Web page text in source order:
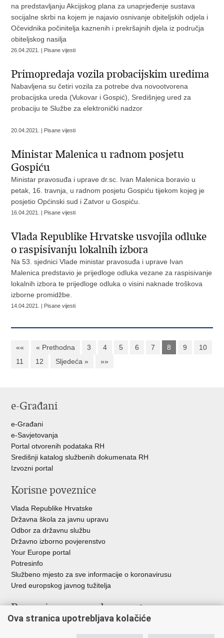
na predstavljanju Akcijskog plana za unaprjeđenje sustava
socijalne skrbi na kojem je najavio osnivanje obiteljskih odjela i
Očevidnika počinitelja kaznenih i prekršajnih djela iz područja
obiteljskog nasilja
26.04.2021. | Pisane vijesti
Primopredaja vozila probacijskim uredima
Nabavljena su četiri vozila za potrebe dva novootvorena
probacijska ureda (Vukovar i Gospić), Središnjeg ured za
probaciju te Službe za elektronički nadzor
20.04.2021. | Pisane vijesti
Ministar Malenica u radnom posjetu
Gospiću
Ministar pravosuđa i uprave dr.sc. Ivan Malenica boravio u
petak, 16. travnja, u radnom posjetu Gospiću tijekom kojeg je
posjetio Općinski sud i Zatvor u Gospiću.
16.04.2021. | Pisane vijesti
Vlada Republike Hrvatske usvojila odluke
o raspisivanju lokalnih izbora
Na 53. sjednici Vlade ministar pravosuđa i uprave Ivan
Malenica predstavio je prijedloge odluka vezane za raspisivanje
lokalnih izbora te prijedloge odluka o visini naknade troškova
izborne promidžbe.
14.04.2021. | Pisane vijesti
«« « Prethodna 3 4 5 6 7 8 9
10
11
12 Sljedeća » »»
e-Građani
e-Građani
e-Savjetovanja
Portal otvorenih podataka RH
Središnji katalog službenih dokumenata RH
Izvozni portal
Korisne poveznice
Vlada Republike Hrvatske
Državna škola za javnu upravu
Odbor za državnu službu
Državno izborno povjerenstvo
Your Europe portal
Potresinfo
Službeno mjesto za sve informacije o koronavirusu
Ured europskog javnog tužitelja
Poveznice pravosudnog sustava
Ova stranica upotrebljava kolačiće